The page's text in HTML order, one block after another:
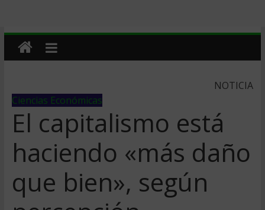
NOTICIA
Ciencias Económicas
El capitalismo está
haciendo «más daño
que bien», según